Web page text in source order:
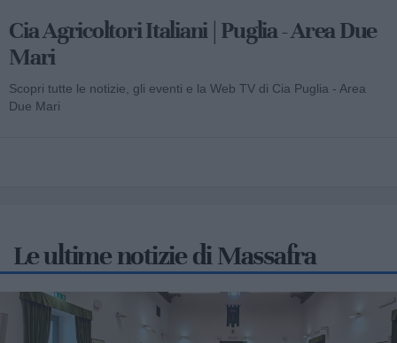
Cia Agricoltori Italiani | Puglia - Area Due
Mari
Scopri tutte le notizie, gli eventi e la Web TV di Cia Puglia - Area
Due Mari
Le ultime notizie di Massafra